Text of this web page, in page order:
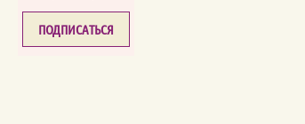
ПОДПИСАТЬСЯ